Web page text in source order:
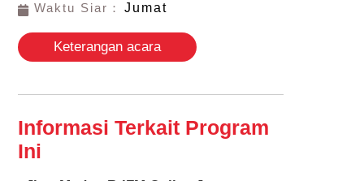
Waktu Siar： Jumat
Keterangan acara
Informasi Terkait Program
Ini